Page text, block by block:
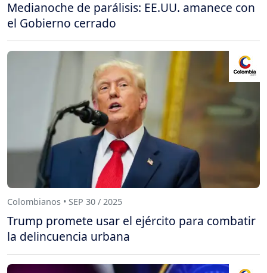
Medianoche de parálisis: EE.UU. amanece con
el Gobierno cerrado
Colombianos • SEP 30 / 2025
Trump promete usar el ejército para combatir
la delincuencia urbana